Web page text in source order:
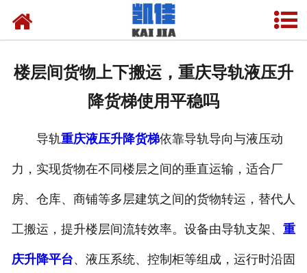
厂房设备
联系我们
楼层间货物上下搬运，重庆导轨液压升
降货梯使用平稳吗
导轨重庆液压升降货梯依靠导轨导向与液压动
力，实现货物在不同楼层之间的垂直运输，适合厂
房、仓库、商铺等多层建筑之间的货物转运，替代人
工搬运，提升楼层间流转效率。设备由导轨支架、 重
庆升降平台、液压系统、控制柜等组成，运行时沿固